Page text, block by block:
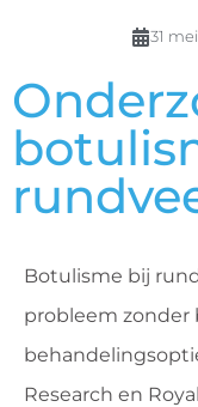
31
Botulisme bij
probleem zonder
Research en